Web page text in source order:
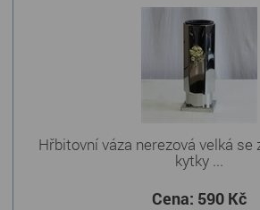
Hřbitovní váza nerezová velká
kytky ...
Cena: 590 Kč